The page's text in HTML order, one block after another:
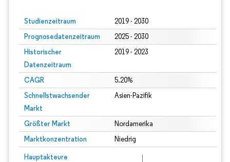
Studienzeitraum 2019 - 2030
Prognosedatenzeitraum 2025 - 2030
Historischer
Datenzeitraum
2019 - 2023
CAGR 5.20%
Schnellstwachsender
Markt
Asien-Pazifik
Größter Markt Nordamerika
Marktkonzentration Niedrig
Hauptakteure